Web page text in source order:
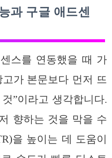
과 구글 애드센
스를 연동했을 때 가
가 본문보다 먼저 뜨
”이라고 생각합니다.
향하는 것을 막을 수
을 높이는 데 도움이